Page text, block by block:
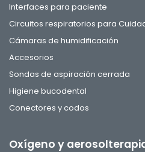
Interfaces para paciente
Circuitos respiratorios para
Cámaras de humidificación
Accesorios
Sondas de aspiración cerrada
Higiene bucodental
Conectores y codos
Oxígeno y